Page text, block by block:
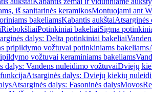
iš sanitarinės keramikosMontuojami ant
bakeliamsKabantis aukštaiAtsarginės
RiebokšliaiPotinkiniai bakeliaiSigma
dalys: Delta potinkiniai bakeliai
pripildymo vožtuvai potinkiniams bakeliams
vožtuvai keraminiams bakeliams
dalys: Vandens nuleidimo vožtuvaiDviejų
Atsarginės dalys: Dviejų kiekių
Atsarginės dalys: Fasoninės dalysMovos